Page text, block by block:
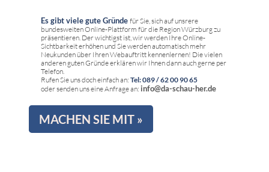
Es gibt viele gute Gründe für Sie, sich auf unsrere
bundesweiten Online-Plattform für die Region Würzburg zu
präsentieren. Der wichtigst ist, wir werden Ihre Online-
Sichtbarkeit erhöhen und Sie werden automatisch mehr
Neukunden über Ihren Webauftritt kennenlernen! Die vielen
anderen guten Gründe erklären wir Ihnen dann auch gerne per
Telefon.
Rufen Sie uns doch einfach an: Tel: 089 / 62 00 90 65
oder senden uns eine Anfrage an: info@da-schau-her.de
MACHEN SIE MIT »